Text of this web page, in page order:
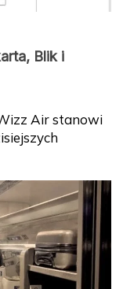
Blik i
Air stanowi